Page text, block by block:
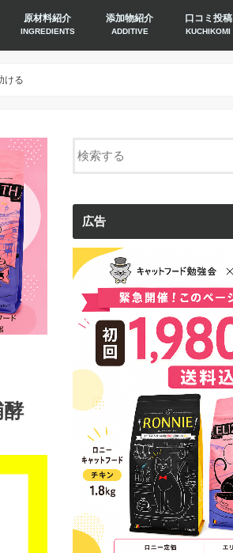
原材料紹介
INGREDIENTS
添加物紹介
ADDITIVE
口コミ投稿
KUCHIKOMI
ける
広告